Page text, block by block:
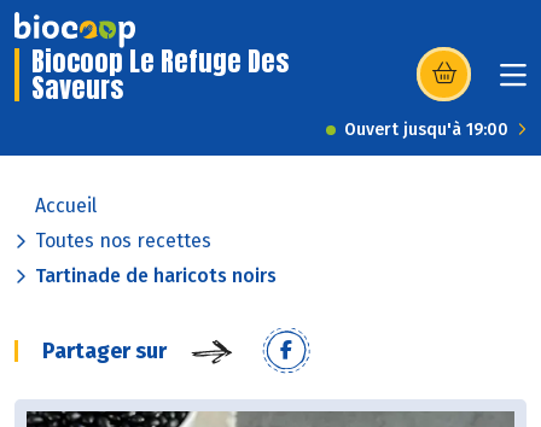
Biocoop Le Refuge Des
Saveurs (s’ouvre dans
Ouvert jusqu'à 19:00
Accueil
Toutes nos recettes
Tartinade de haricots noirs
Partager sur